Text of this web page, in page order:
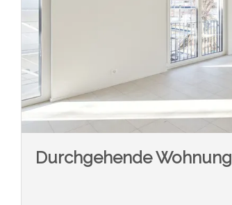
Durchgehende Wohnung